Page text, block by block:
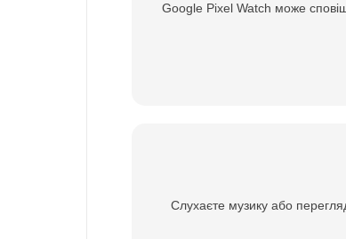
Google Pixel Watch може
Слухаєте музику або